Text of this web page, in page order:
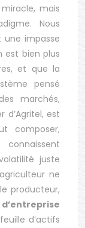
mais
Nous
impasse
est bien plus
et que la
pensé
marchés,
d’Agritel, est
composer,
juste
ne
producteur,
d’actifs